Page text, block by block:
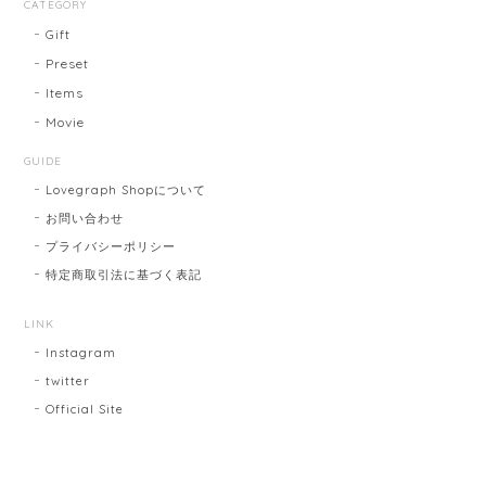
CATEGORY
Gift
Preset
Items
Movie
GUIDE
Lovegraph Shopについて
お問い合わせ
プライバシーポリシー
特定商取引法に基づく表記
LINK
Instagram
twitter
Official Site